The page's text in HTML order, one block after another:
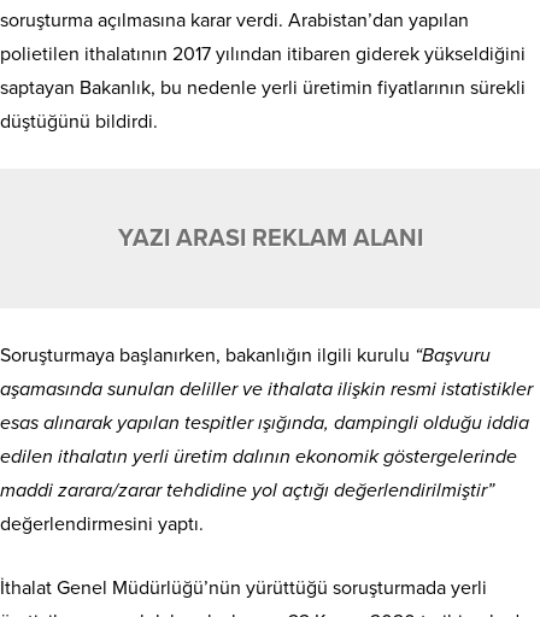
soruşturma açılmasına karar verdi. Arabistan’dan yapılan
polietilen ithalatının 2017 yılından itibaren giderek yükseldiğini
saptayan Bakanlık, bu nedenle yerli üretimin fiyatlarının sürekli
düştüğünü bildirdi.
YAZI ARASI REKLAM ALANI
Soruşturmaya başlanırken, bakanlığın ilgili kurulu “Başvuru
aşamasında sunulan deliller ve ithalata ilişkin resmi istatistikler
esas alınarak yapılan tespitler ışığında, dampingli olduğu iddia
edilen ithalatın yerli üretim dalının ekonomik göstergelerinde
maddi zarara/zarar tehdidine yol açtığı değerlendirilmiştir”
değerlendirmesini yaptı.
İthalat Genel Müdürlüğü’nün yürüttüğü soruşturmada yerli